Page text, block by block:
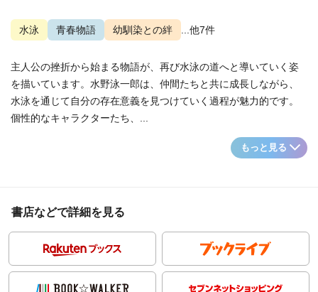
水泳 青春物語 幼馴染との絆 ...他7件
主人公の挫折から始まる物語が、再び水泳の道へと導いていく姿
を描いています。水野泳一郎は、仲間たちと共に成長しながら、
水泳を通じて自分の存在意義を見つけていく過程が魅力的です。
個性的なキャラクターたち、...
もっと見る
書店などで詳細を見る